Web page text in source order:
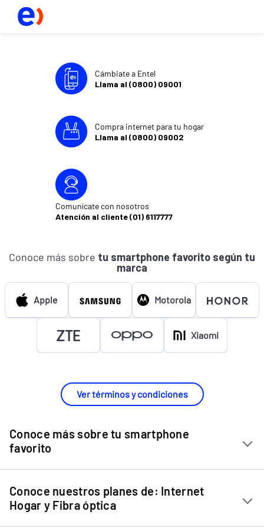
Cámbiate a Entel
Llama al (0800) 09001
Compra internet para tu hogar
Llama al (0800) 09002
Comunícate con nosotros
Atención al cliente (01) 6117777
Conoce más sobre tu smartphone favorito según tu
marca
Apple Motorola
Xiaomi
Ver términos y condiciones
Conoce más sobre tu smartphone
favorito
Chip Entel
Apple iPhone 11
Apple iPhone 12 Mini
Conoce nuestros planes de: Internet
Hogar y Fibra óptica